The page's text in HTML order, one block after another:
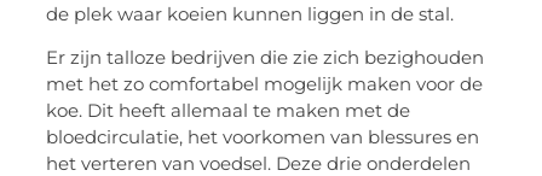
de plek waar koeien kunnen liggen in de stal.
Er zijn talloze bedrijven die zie zich bezighouden
met het zo comfortabel mogelijk maken voor de
koe. Dit heeft allemaal te maken met de
bloedcirculatie, het voorkomen van blessures en
het verteren van voedsel. Deze drie onderdelen